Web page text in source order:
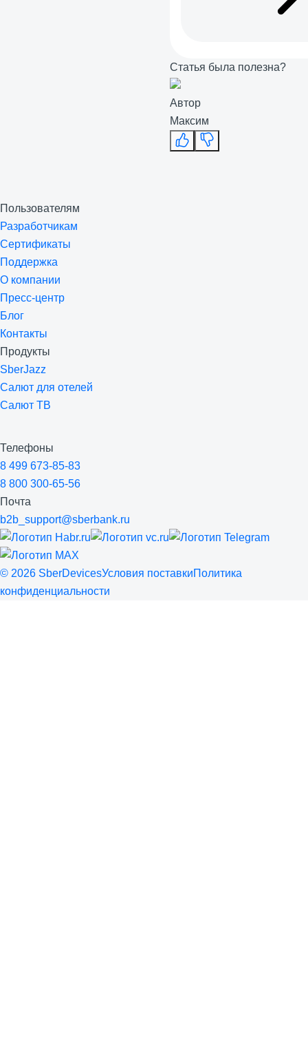
Статья была полезна?
Автор
Максим
Пользователям
Разработчикам
Сертификаты
Поддержка
О компании
Пресс-центр
Блог
Контакты
Продукты
SberJazz
Салют для отелей
Салют ТВ
Телефоны
8 499 673-85-83
8 800 300-65-56
Почта
b2b_support@sberbank.ru
© 2026 SberDevicesУсловия поставкиПолитика
конфиденциальности